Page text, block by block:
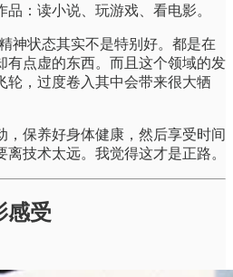
：读小说、玩游戏、看电影。
神状态其实不是特别好。都是在
有点虚的东西。而且这个领域的发
轮，过度卷入其中会带来很大牺
，保养好身体健康，然后享受时间
技术太远。我觉得这才是正路。
感受